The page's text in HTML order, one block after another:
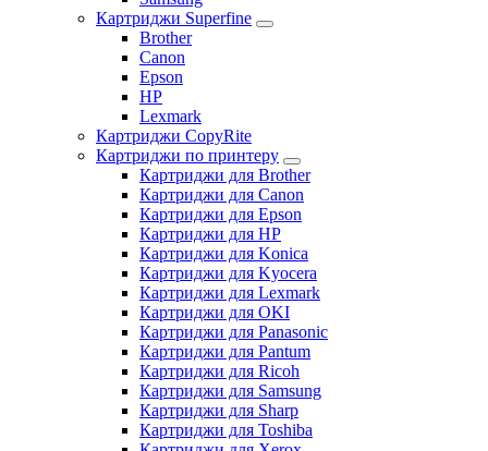
Картриджи Superfine
Brother
Canon
Epson
HP
Lexmark
Картриджи CopyRite
Картриджи по принтеру
Картриджи для Brother
Картриджи для Canon
Картриджи для Epson
Картриджи для HP
Картриджи для Konica
Картриджи для Kyocera
Картриджи для Lexmark
Картриджи для OKI
Картриджи для Panasonic
Картриджи для Pantum
Картриджи для Ricoh
Картриджи для Samsung
Картриджи для Sharp
Картриджи для Toshiba